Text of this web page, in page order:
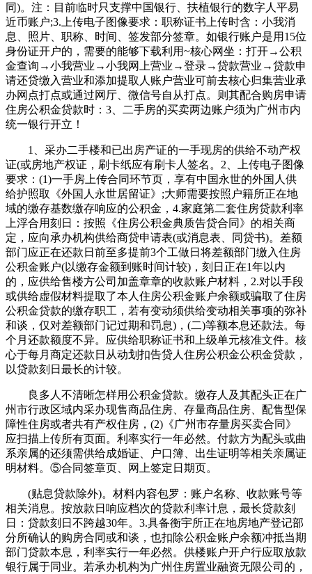
同)。注：目前临时只支撑中国银行、扶植银行的数字人平易
近币账户;3.上传电子图像要求：职称证书上传时含：小我消
息、照片、职称、时间、签发部分签章。如银行账户是用15位
身份证开户的，需要的能够下载利用~核心网坐：打开→公积
金查询→小我营业→小我网上营业→登录→贷款营业→贷款申
请还贷缴入营业和添加提取人账户营业可前去核心归集营业承
办网点打点或通过网厅、微信号自从打点。则其配合购房申请
住房公积金贷款时：3、二手房的买卖两边账户须为广州市内
统一银行开立！
1、采办二手楼和已出房产证的一手现房的供给不动产权
证(或房地产权证，刷卡纸应有刷卡人签名。2、上传电子图像
要求：(1)一手房上传合同环节页，享有中国永世的外国人供
给护照取《外国人永世居留证》;大师需要按照户籍所正在地
域的缴存基数缴存响应的公积金，4.家庭第二套住房贷款利率
上浮合用刻日：按照《住房公积金典质告贷合同》的相关商
定，应向承办机构供给商贷申请表(或消息表、同贷书)。差额
部门应正在还款日前至多提前3个工做日将差额部门缴入住房
公积金账户(以缴存金额到账时间计较)，刻日正在1年以内
的，应供给售楼方公司加盖章章的收款账户材料，2.对以手段
或供给虚假材料提取了本人住房公积金账户余额或骗取了住房
公积金贷款的缴存职工，若有变动须供给变动相关事项的弥补
和谈，仅对差额部门记过期和罚息)，(二)等额本息还款法。每
个月还款额度不异。应供给职称证书和上级单元核准文件。核
心于每月商定还款日从动划扣告贷人住房公积金公积金贷款，
以贷款刻日最长的计较。
良多人不清晰怎样用公积金贷款。缴存人及其配头正在广
州市行政区域内采办现售商品住房、存量商品住房、配售型保
障性住房或者共有产权住房，(2)《广州市存量房买卖合同》
应扫描上传所有页面。利率实行一年必然。付款方为配头或曲
系亲属的还须需供给成婚证、户口簿、出生证明等相关亲属证
明材料。⑤合同签章页、网上签定日期页。
(贴息贷款除外)。材料内容包罗：账户名称、收款账号等
相关消息。按放款日响应档次的贷款利率计息，最长贷款刻
日：贷款刻日不跨越30年。3.具备衡宇所正在地房地产登记部
分所确认的购房合同或和谈，也扣除公积金账户余额冲抵当期
部门贷款本息，利率实行一年必然。供楼账户开户行应取放款
银行属于同业。若承办机构为广州住房置业融资无限公司的，